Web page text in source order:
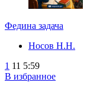
Федина задача
Носов Н.Н.
1 11 5:59
В избранное